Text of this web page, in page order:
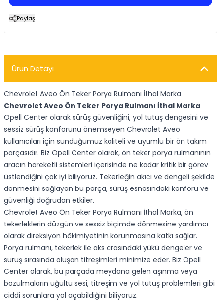
Paylaş
Ürün Detayı
Chevrolet Aveo Ön Teker Porya Rulmanı İthal Marka
Chevrolet Aveo Ön Teker Porya Rulmanı İthal Marka
Opell Center olarak sürüş güvenliğini, yol tutuş dengesini ve
sessiz sürüş konforunu önemseyen Chevrolet Aveo
kullanıcıları için sunduğumuz kaliteli ve uyumlu bir ön takım
parçasıdır. Biz Opell Center olarak, ön teker porya rulmanının
aracın hareketli sistemleri içerisinde ne kadar kritik bir görev
üstlendiğini çok iyi biliyoruz. Tekerleğin akıcı ve dengeli şekilde
dönmesini sağlayan bu parça, sürüş esnasındaki konforu ve
güvenliği doğrudan etkiler.
Chevrolet Aveo Ön Teker Porya Rulmanı İthal Marka, ön
tekerleklerin düzgün ve sessiz biçimde dönmesine yardımcı
olarak direksiyon hâkimiyetinin korunmasına katkı sağlar.
Porya rulmanı, tekerlek ile aks arasındaki yükü dengeler ve
sürüş sırasında oluşan titreşimleri minimize eder. Biz Opell
Center olarak, bu parçada meydana gelen aşınma veya
bozulmaların uğultu sesi, titreşim ve yol tutuş problemleri gibi
ciddi sorunlara yol açabildiğini biliyoruz.